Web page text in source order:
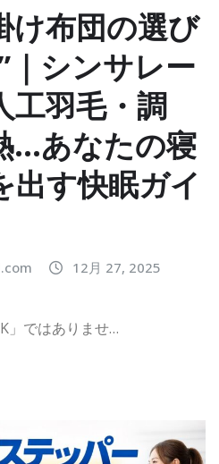
け布団の選び
｜シンサレー
工羽毛・調
…あなたの寝
出す快眠ガイ
12月 27, 2025
」ではありませ…